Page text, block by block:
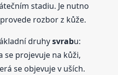
stadiu. Je nutno
rozbor z kůže.
druhysvrabu:
se projevuje na kůži,
se objevuje v uších.